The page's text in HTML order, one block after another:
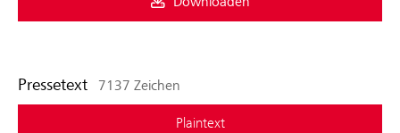
Pressetext 7137 Zeichen
Plaintext